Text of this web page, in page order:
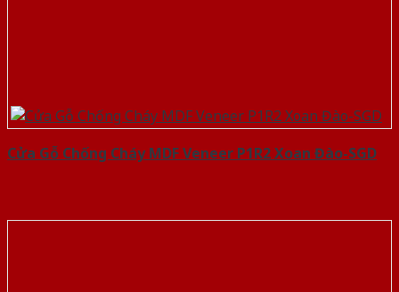
Cửa Gỗ Chống Cháy MDF Veneer P1R2 Xoan Đào-SGD